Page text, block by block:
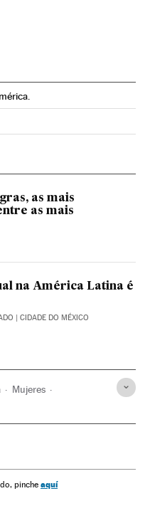
Instagram
en Facebook
as mais
as mais
na América Latina é
| CIDADE DO MÉXICO
Mujeres
pinche aquí